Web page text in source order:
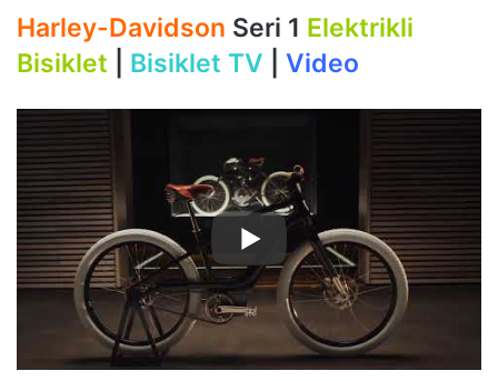
Harley-Davidson Seri 1 Elektrikli
Bisiklet
Bisiklet TV Video